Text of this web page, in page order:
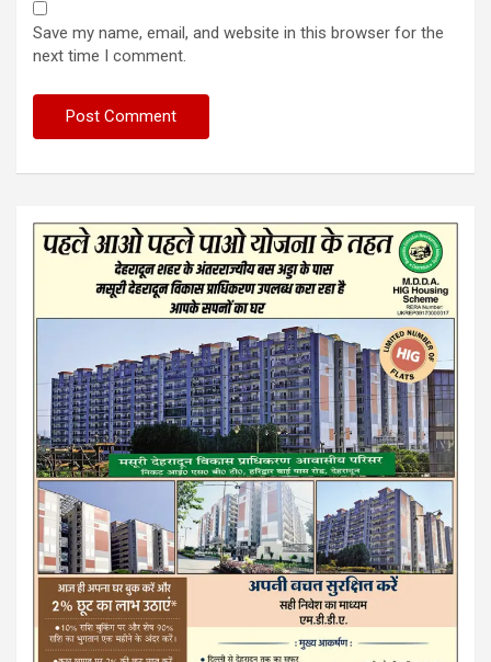
Save my name, email, and website in this browser for the
next time I comment.